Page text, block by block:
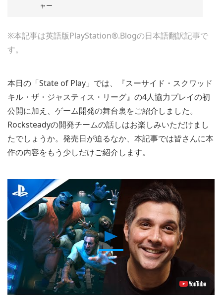
ャー
※本記事は英語版PlayStation®.Blogの日本語翻訳記事で
す。
本日の「State of Play」では、『スーサイド・スクワッド
キル・ザ・ジャスティス・リーグ』の4人協力プレイの初
公開に加え、ゲーム開発の舞台裏をご紹介しました。
Rocksteadyの開発チームの話しはお楽しみいただけまし
たでしょうか。発売日が迫るなか、本記事では皆さんに本
作の内容をもう少しだけご紹介します。
Play
Video